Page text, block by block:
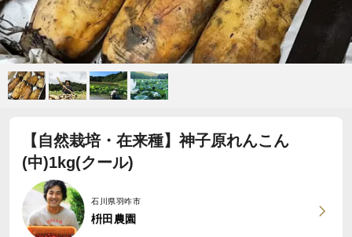
【自然栽培・在来種】神子原れんこん
(中)1kg(クール)
石川県羽咋市
枡田農園